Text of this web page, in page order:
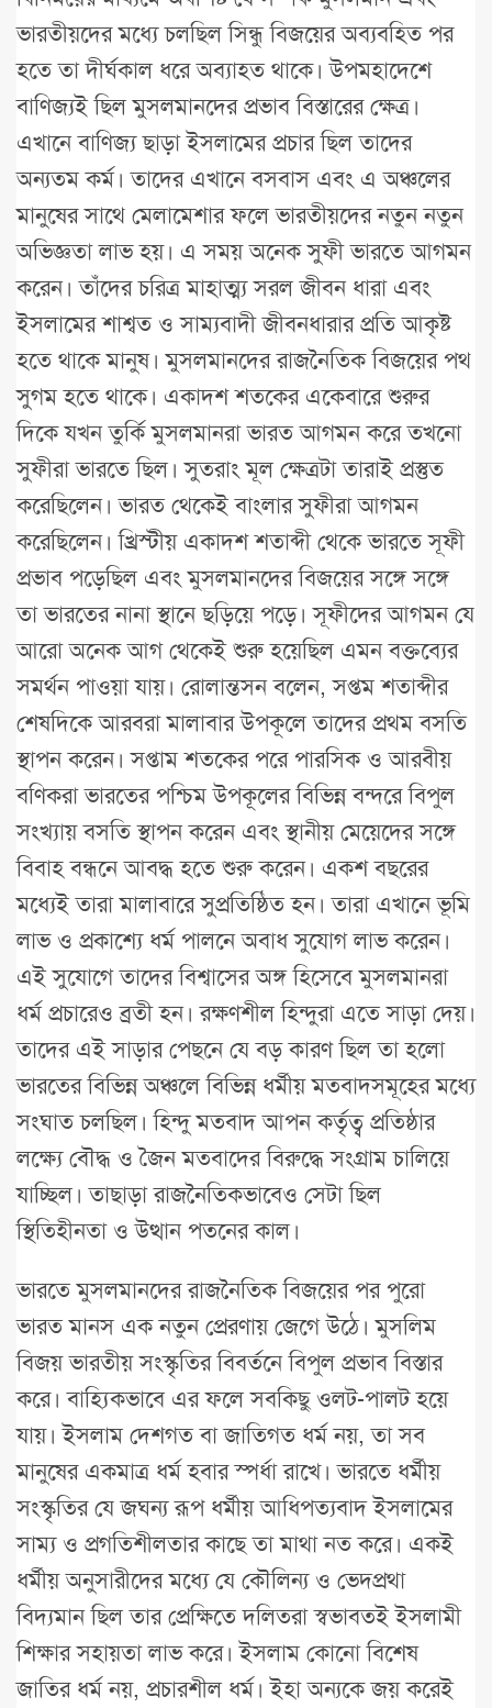
ভারতীয়দের মধ্যে চলছিল সিন্ধু বিজয়ের অব্যবহিত পর
হতে তা দীর্ঘকাল ধরে অব্যাহত থাকে। উপমহাদেশে
বাণিজ্যই ছিল মুসলমানদের প্রভাব বিস্তারের ক্ষেত্র।
এখানে বাণিজ্য ছাড়া ইসলামের প্রচার ছিল তাদের
অন্যতম কর্ম। তাদের এখানে বসবাস এবং এ অঞ্চলের
মানুষের সাথে মেলামেশার ফলে ভারতীয়দের নতুন নতুন
অভিজ্ঞতা লাভ হয়। এ সময় অনেক সুফী ভারতে আগমন
করেন। তাঁদের চরিত্র মাহাত্ম্য সরল জীবন ধারা এবং
ইসলামের শাশ্বত ও সাম্যবাদী জীবনধারার প্রতি আকৃষ্ট
হতে থাকে মানুষ। মুসলমানদের রাজনৈতিক বিজয়ের পথ
সুগম হতে থাকে। একাদশ শতকের একেবারে শুরুর
দিকে যখন তুর্কি মুসলমানরা ভারত আগমন করে তখনো
সুফীরা ভারতে ছিল। সুতরাং মূল ক্ষেত্রটা তারাই প্রস্তুত
করেছিলেন। ভারত থেকেই বাংলার সুফীরা আগমন
করেছিলেন। খ্রিস্টীয় একাদশ শতাব্দী থেকে ভারতে সূফী
প্রভাব পড়েছিল এবং মুসলমানদের বিজয়ের সঙ্গে সঙ্গে
তা ভারতের নানা স্থানে ছড়িয়ে পড়ে। সূফীদের আগমন যে
আরো অনেক আগ থেকেই শুরু হয়েছিল এমন বক্তব্যের
সমর্থন পাওয়া যায়। রোলান্তসন বলেন, সপ্তম শতাব্দীর
শেষদিকে আরবরা মালাবার উপকূলে তাদের প্রথম বসতি
স্থাপন করেন। সপ্তাম শতকের পরে পারসিক ও আরবীয়
বণিকরা ভারতের পশ্চিম উপকূলের বিভিন্ন বন্দরে বিপুল
সংখ্যায় বসতি স্থাপন করেন এবং স্থানীয় মেয়েদের সঙ্গে
বিবাহ বন্ধনে আবদ্ধ হতে শুরু করেন। একশ বছরের
মধ্যেই তারা মালাবারে সুপ্রতিষ্ঠিত হন। তারা এখানে ভূমি
লাভ ও প্রকাশ্যে ধর্ম পালনে অবাধ সুযোগ লাভ করেন।
এই সুযোগে তাদের বিশ্বাসের অঙ্গ হিসেবে মুসলমানরা
ধর্ম প্রচারেও ব্রতী হন। রক্ষণশীল হিন্দুরা এতে সাড়া দেয়।
তাদের এই সাড়ার পেছনে যে বড় কারণ ছিল তা হলো
ভারতের বিভিন্ন অঞ্চলে বিভিন্ন ধর্মীয় মতবাদসমূহের মধ্যে
সংঘাত চলছিল। হিন্দু মতবাদ আপন কর্তৃত্ব প্রতিষ্ঠার
লক্ষ্যে বৌদ্ধ ও জৈন মতবাদের বিরুদ্ধে সংগ্রাম চালিয়ে
যাচ্ছিল। তাছাড়া রাজনৈতিকভাবেও সেটা ছিল
স্থিতিহীনতা ও উত্থান পতনের কাল।
ভারতে মুসলমানদের রাজনৈতিক বিজয়ের পর পুরো
ভারত মানস এক নতুন প্রেরণায় জেগে উঠে। মুসলিম
বিজয় ভারতীয় সংস্কৃতির বিবর্তনে বিপুল প্রভাব বিস্তার
করে। বাহ্যিকভাবে এর ফলে সবকিছু ওলট-পালট হয়ে
যায়। ইসলাম দেশগত বা জাতিগত ধর্ম নয়, তা সব
মানুষের একমাত্র ধর্ম হবার স্পর্ধা রাখে। ভারতে ধর্মীয়
সংস্কৃতির যে জঘন্য রূপ ধর্মীয় আধিপত্যবাদ ইসলামের
সাম্য ও প্রগতিশীলতার কাছে তা মাথা নত করে। একই
ধর্মীয় অনুসারীদের মধ্যে যে কৌলিন্য ও ভেদপ্রথা
বিদ্যমান ছিল তার প্রেক্ষিতে দলিতরা স্বভাবতই ইসলামী
শিক্ষার সহায়তা লাভ করে। ইসলাম কোনো বিশেষ
জাতির ধর্ম নয়, প্রচারশীল ধর্ম। ইহা অন্যকে জয় করেই